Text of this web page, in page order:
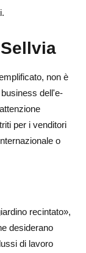
non è
dell'e-
per i venditori
o
recintato»,
desiderano
di lavoro